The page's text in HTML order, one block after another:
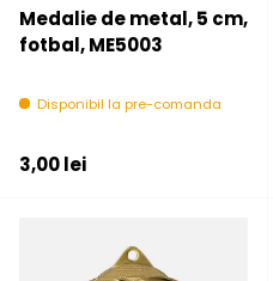
Medalie de metal, 5 cm,
fotbal, ME5003
Disponibil la pre-comanda
Pret initial
3,00 lei